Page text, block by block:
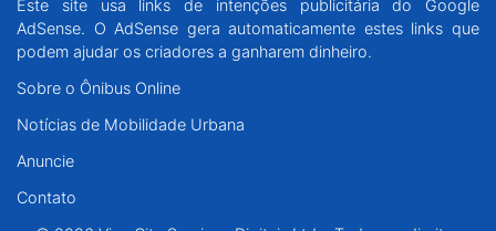
Este site usa links de intenções publicitária do Google
AdSense. O AdSense gera automaticamente estes links que
podem ajudar os criadores a ganharem dinheiro.
Sobre o Ônibus Online
Notícias de Mobilidade Urbana
Anuncie
Contato